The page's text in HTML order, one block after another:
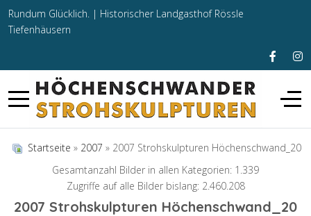
Rundum Glücklich. | Historischer Landgasthof Rössle
Tiefenhäusern
Startseite » 2007 » 2007 Strohskulpturen Höchenschwand_20
Gesamtanzahl Bilder in allen Kategorien: 1.339
Zugriffe auf alle Bilder bislang: 2.460.208
2007 Strohskulpturen Höchenschwand_20